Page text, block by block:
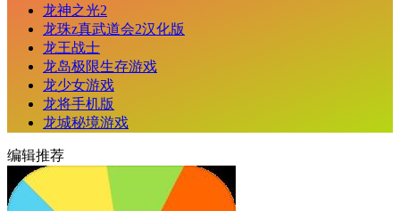
龙神之光2
龙珠z真武道会2汉化版
龙王战士
龙岛极限生存游戏
龙少女游戏
龙将手机版
龙城秘境游戏
编辑推荐